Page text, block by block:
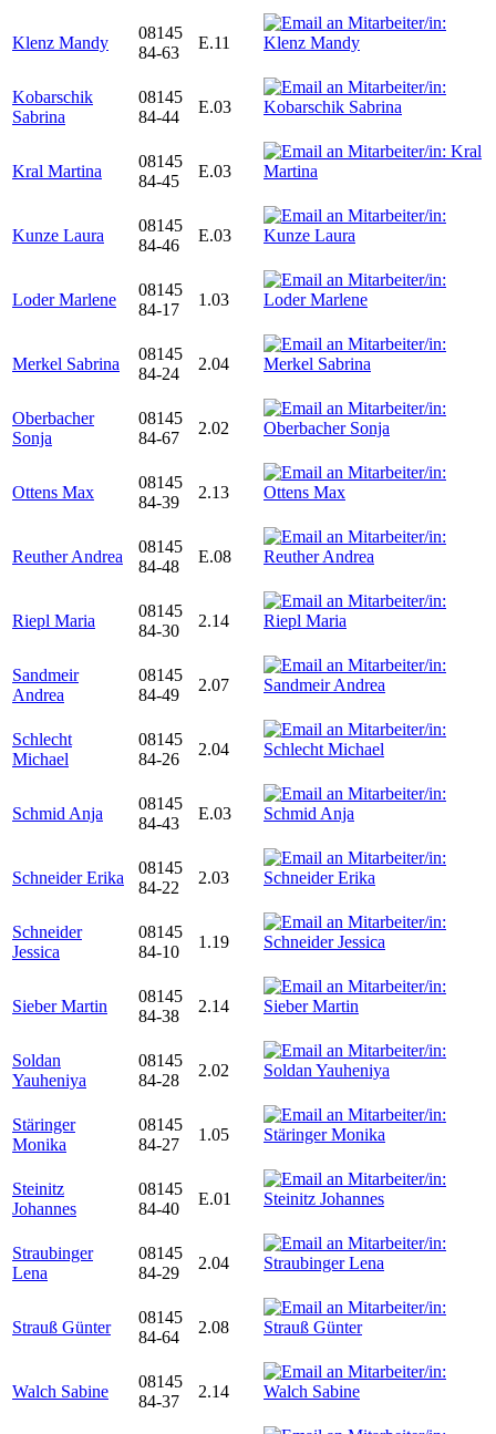
Klenz Mandy
08145
84-63
E.11
Kobarschik
Sabrina
08145
84-44
E.03
Kral Martina
08145
84-45
E.03
Kunze Laura
08145
84-46
E.03
Loder Marlene
08145
84-17
1.03
Merkel Sabrina
08145
84-24
2.04
Oberbacher
Sonja
08145
84-67
2.02
Ottens Max
08145
84-39
2.13
Reuther Andrea
08145
84-48
E.08
Riepl Maria
08145
84-30
2.14
Sandmeir
Andrea
08145
84-49
2.07
Schlecht
Michael
08145
84-26
2.04
Schmid Anja
08145
84-43
E.03
Schneider Erika
08145
84-22
2.03
Schneider
Jessica
08145
84-10
1.19
Sieber Martin
08145
84-38
2.14
Soldan
Yauheniya
08145
84-28
2.02
Stäringer
Monika
08145
84-27
1.05
Steinitz
Johannes
08145
84-40
E.01
Straubinger
Lena
08145
84-29
2.04
Strauß Günter
08145
84-64
2.08
Walch Sabine
08145
84-37
2.14